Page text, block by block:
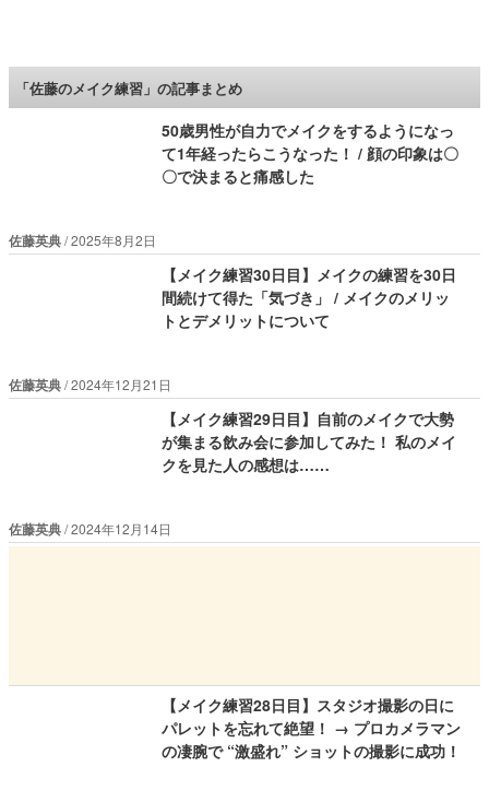
ロケットニュース24
「佐藤のメイク練習」の記事まとめ
50歳男性が自力でメイクをするようになっ
て1年経ったらこうなった！ / 顔の印象は〇
〇で決まると痛感した
佐藤英典 2025年8月2日
【メイク練習30日目】メイクの練習を30日
間続けて得た「気づき」 / メイクのメリッ
トとデメリットについて
佐藤英典 2024年12月21日
【メイク練習29日目】自前のメイクで大勢
が集まる飲み会に参加してみた！ 私のメイ
クを見た人の感想は……
佐藤英典 2024年12月14日
【メイク練習28日目】スタジオ撮影の日に
パレットを忘れて絶望！ → プロカメラマン
の凄腕で “激盛れ” ショットの撮影に成功！